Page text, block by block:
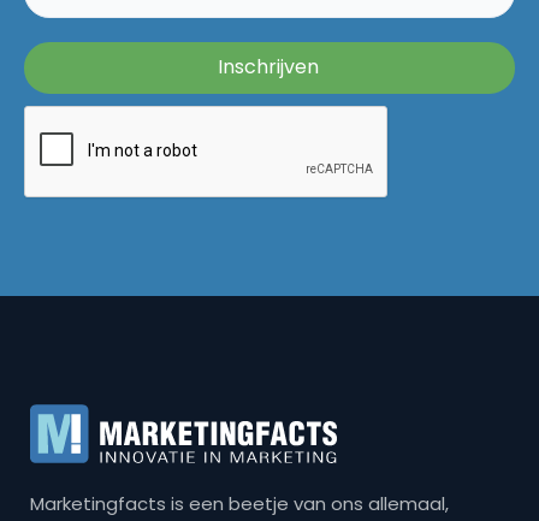
Marketingfacts is een beetje van ons allemaal,